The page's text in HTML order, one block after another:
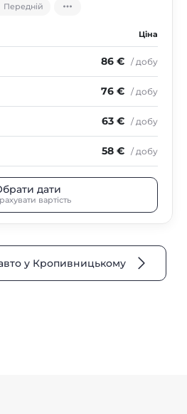
Передній
Ціна
86 € / добу
76 € / добу
63 € / добу
58 € / добу
дати
вартість
у Кропивницькому